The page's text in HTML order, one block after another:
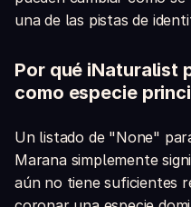
una de las pistas de
Por qué iNaturalist
como especie
Un listado de "None"
Marana simplemente
aún no tiene suficientes